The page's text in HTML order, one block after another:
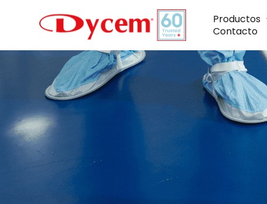
contenido
Productos
Contacto